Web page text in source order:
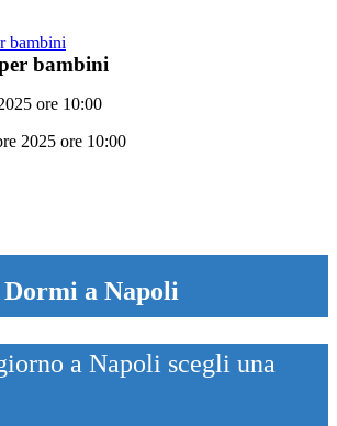
bambini
ore 10:00
2025 ore 10:00
Dormi a Napoli
a Napoli scegli una